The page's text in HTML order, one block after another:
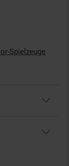
Spielzeuge